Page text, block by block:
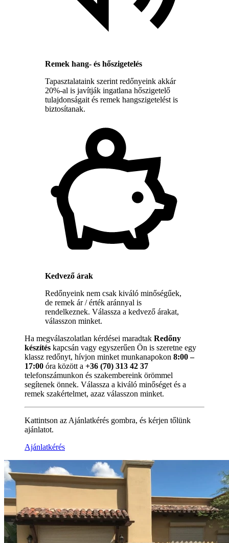
Remek hang- és hőszigetelés
Tapasztalataink szerint redőnyeink akkár
20%-al is javítják ingatlana hőszigetelő
tulajdonságait és remek hangszigetelést is
biztosítanak.
Kedvező árak
Redőnyeink nem csak kiváló minőségűek,
de remek ár / érték aránnyal is
rendelkeznek. Válassza a kedvező árakat,
válasszon minket.
Ha megválaszolatlan kérdései maradtak Redőny
készítés kapcsán vagy egyszerűen Ön is szeretne egy
klassz redőnyt, hívjon minket munkanapokon 8:00 –
17:00 óra között a +36 (70) 313 42 37
telefonszámunkon és szakembereink örömmel
segítenek önnek. Válassza a kiváló minőséget és a
remek szakértelmet, azaz válasszon minket.
Kattintson az Ajánlatkérés gombra, és kérjen tőlünk
ajánlatot.
Ajánlatkérés